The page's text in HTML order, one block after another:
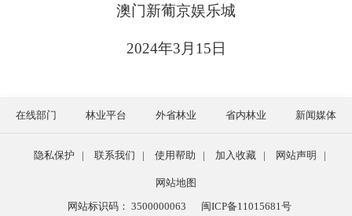
澳门新葡京娱乐城
2024年3月15日
在线部门 林业平台 外省林业 省内林业 新闻媒体
隐私保护 | 联系我们 | 使用帮助 | 加入收藏 | 网站声明 |
网站地图
网站标识码： 3500000063
闽ICP备11015681号